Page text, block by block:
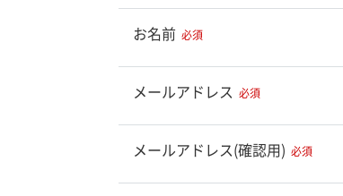
お名前 必須
メールアドレス 必須
メールアドレス(確認用) 必須